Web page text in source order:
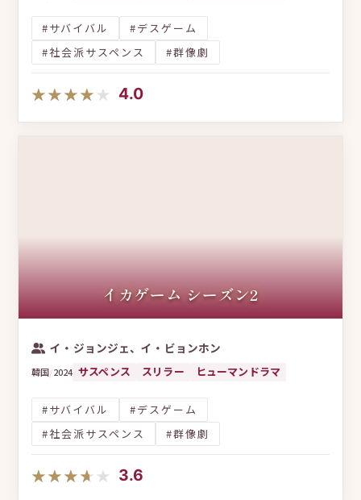
#サバイバル
#デスゲーム
#社会派サスペンス
#群像劇
★★★★★
★★★★★ 4.0
イカゲーム シーズン2
イ・ジョンジェ、イ・ビョンホン
韓国/2024 サスペンス スリラー ヒューマンドラマ
#サバイバル
#デスゲーム
#社会派サスペンス
#群像劇
★★★★★
★★★★★ 3.6